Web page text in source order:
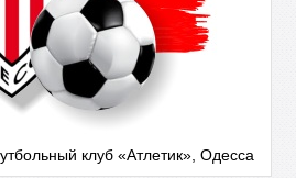
клуб «Атлетик», Одесса